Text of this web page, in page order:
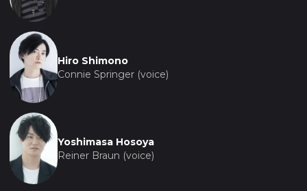
Hiro Shimono
Connie Springer (voice)
Yoshimasa Hosoya
Reiner Braun (voice)